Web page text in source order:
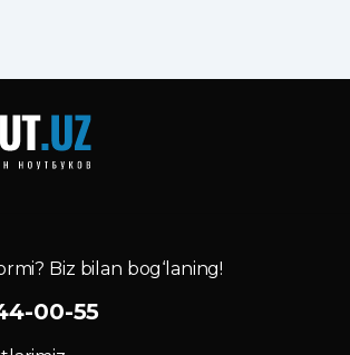
Biz bilan bog‘laning!
00-55